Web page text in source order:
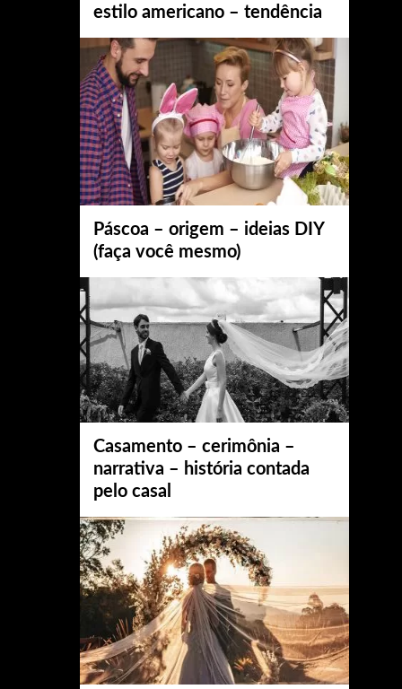
estilo americano – tendência
Páscoa – origem – ideias DIY
(faça você mesmo)
Casamento – cerimônia –
narrativa – história contada
pelo casal